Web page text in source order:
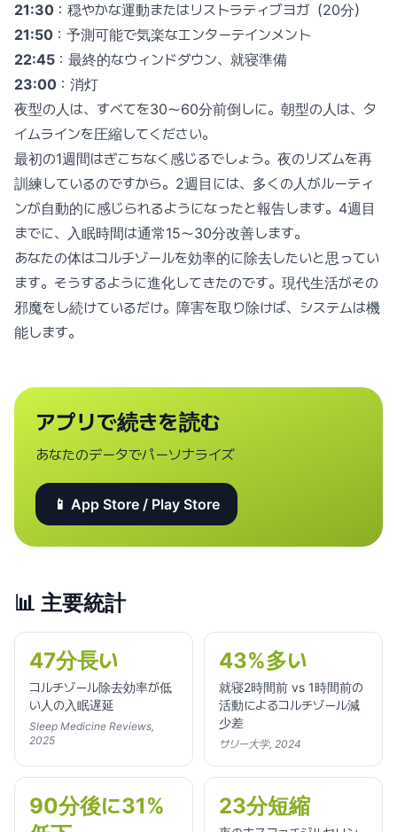
21:30 ：穏やかな運動またはリストラティブヨガ（20分）
21:50 ：予測可能で気楽なエンターテインメント
22:45 ：最終的なウィンドダウン、就寝準備
23:00 ：消灯
夜型の人は、すべてを30〜60分前倒しに。朝型の人は、タ
イムラインを圧縮してください。
最初の1週間はぎこちなく感じるでしょう。夜のリズムを再
訓練しているのですから。2週目には、多くの人がルーティ
ンが自動的に感じられるようになったと報告します。4週目
までに、入眠時間は通常15〜30分改善します。
あなたの体はコルチゾールを効率的に除去したいと思ってい
ます。そうするように進化してきたのです。現代生活がその
邪魔をし続けているだけ。障害を取り除けば、システムは機
能します。
アプリで続きを読む
あなたのデータでパーソナライズ
📱 App Store / Play Store
📊 主要統計
47分長い
コルチゾール除去効率が低
い人の入眠遅延
Sleep Medicine Reviews,
2025
43%多い
就寝2時間前 vs 1時間前の
活動によるコルチゾール減
少差
サリー大学, 2024
90分後に31%
23分短縮